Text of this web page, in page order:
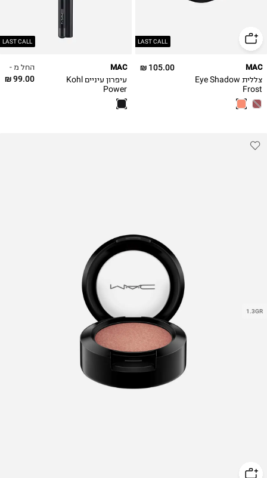
LAST CALL
105.00 ₪ MAC
צללית Eye Shadow
Frost
LAST CALL
החל מ -
99.00 ₪
MAC
עיפרון עיניים Kohl
Power
1.3GR